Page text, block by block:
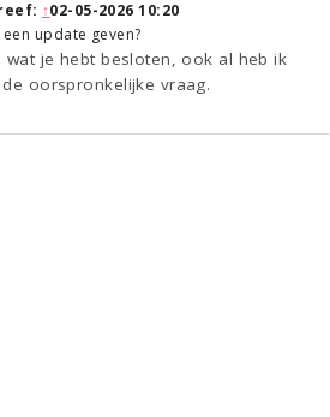
↑02-05-2026 10:20
update geven?
wat je hebt besloten, ook al heb ik
oorspronkelijke vraag.